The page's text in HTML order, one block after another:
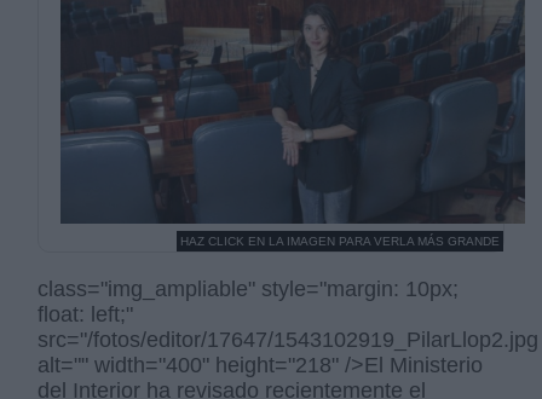
HAZ CLICK EN LA IMAGEN PARA VERLA MÁS GRANDE
class="img_ampliable" style="margin: 10px;
float: left;"
src="/fotos/editor/17647/
alt="" width="400" height="218" />El Ministerio
del Interior ha revisado recientemente el